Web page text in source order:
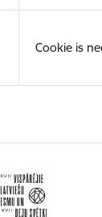
Cookie is